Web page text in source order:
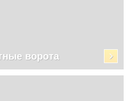
ворота